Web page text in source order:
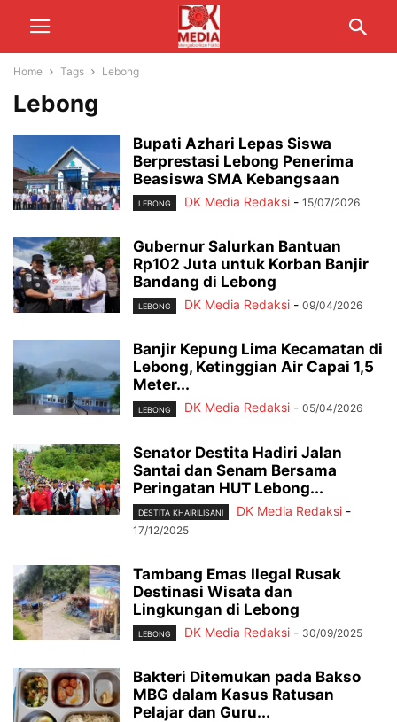
Home Tags Lebong
Lebong
Bupati Azhari Lepas Siswa
Berprestasi Lebong Penerima
Beasiswa SMA Kebangsaan
LEBONG DK Media Redaksi - 15/07/2026
Gubernur Salurkan Bantuan
Rp102 Juta untuk Korban Banjir
Bandang di Lebong
LEBONG DK Media Redaksi - 09/04/2026
Banjir Kepung Lima Kecamatan di
Lebong, Ketinggian Air Capai 1,5
Meter...
LEBONG DK Media Redaksi - 05/04/2026
Senator Destita Hadiri Jalan
Santai dan Senam Bersama
Peringatan HUT Lebong...
DESTITA KHAIRILISANI DK Media Redaksi -
17/12/2025
Tambang Emas Ilegal Rusak
Destinasi Wisata dan
Lingkungan di Lebong
LEBONG DK Media Redaksi - 30/09/2025
Bakteri Ditemukan pada Bakso
MBG dalam Kasus Ratusan
Pelajar dan Guru...